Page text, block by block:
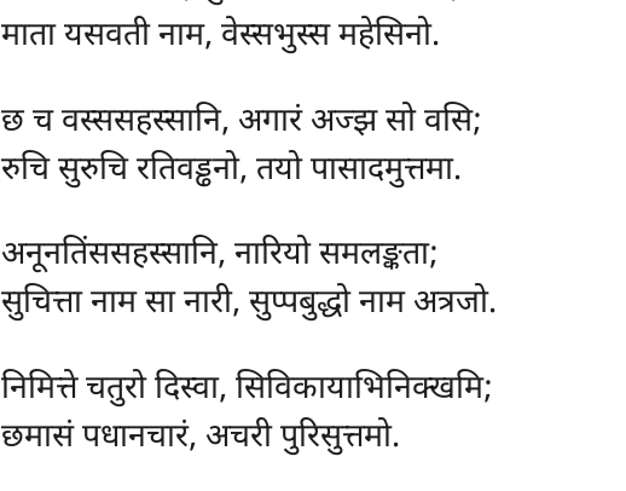
माता यसवती नाम, वेस्सभुस्स महेसिनो.
छ च वस्ससहस्सानि, अगारं अज्झ सो वसि;
रुचि सुरुचि रतिवड्ढनो, तयो पासादमुत्तमा.
अनूनतिंससहस्सानि, नारियो समलङ्कता;
सुचित्ता नाम सा नारी, सुप्पबुद्धो नाम अत्रजो.
निमित्ते चतुरो दिस्वा, सिविकायाभिनिक्खमि;
छमासं पधानचारं, अचरी पुरिसुत्तमो.